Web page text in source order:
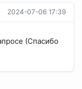
2024-07-06 17:39
(Спасибо